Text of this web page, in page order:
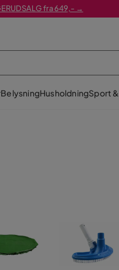
fra 649,- →
BelysningHusholdningSport